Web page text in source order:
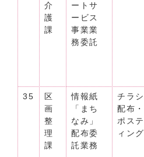
介
護
課
ートサ
ービス
事業業
務委託
35
区
画
整
理
課
情報紙
「まち
なみ」
配布委
託業務
チラシ
配布・
ポステ
ィング